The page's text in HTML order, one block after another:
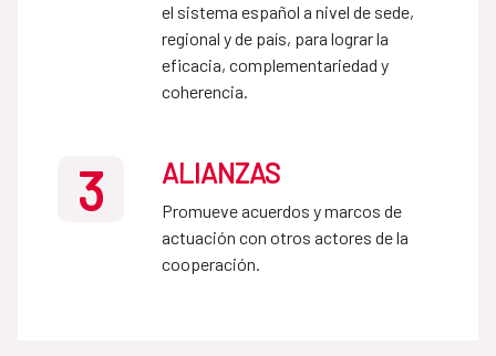
el sistema español a nivel de sede,
regional y de país, para lograr la
eficacia, complementariedad y
coherencia.
3 ALIANZAS
Promueve acuerdos y marcos de
actuación con otros actores de la
cooperación.